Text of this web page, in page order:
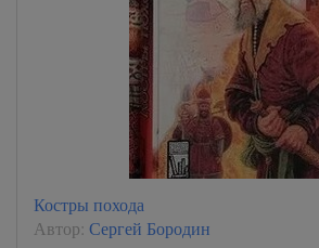
Костры похода
Автор: Сергей Бородин